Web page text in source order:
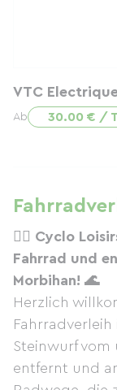
VTC
Ab 30.00 € /
🚴‍♂️ Cyclo
Fahrrad und
Morbihan! 🌊
Herzlich
Fahrradverleih
Steinwurf vom
entfernt und